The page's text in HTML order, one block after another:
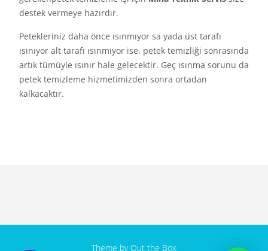
destek vermeye hazırdır.
Petekleriniz daha önce ısınmıyor sa yada üst tarafı
ısınıyor alt tarafı ısınmıyor ise, petek temizliği sonrasında
artık tümüyle ısınır hale gelecektir. Geç ısınma sorunu da
petek temizleme hizmetimizden sonra ortadan
kalkacaktır.
Theme by Out the Box